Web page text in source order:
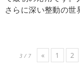
さらに深い整動の世
3 / 7 « 1 2